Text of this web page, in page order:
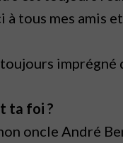
à tous mes amis
ta foi ?
oncle André